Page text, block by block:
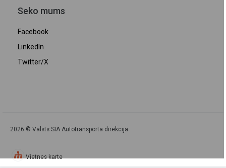
Seko mums
Facebook
LinkedIn
Twitter/X
2026 © Valsts SIA Autotransporta direkcija
Vietnes karte